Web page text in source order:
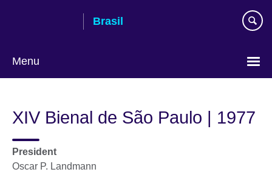
Brasil
Menu
language
XIV Bienal de São Paulo | 1977
President
Oscar P. Landmann